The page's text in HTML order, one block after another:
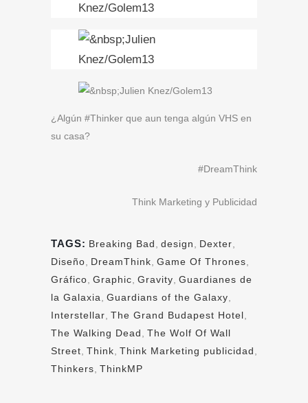
¿Algún #Thinker que aun tenga algún VHS en
su casa?
#DreamThink
Think Marketing y Publicidad
TAGS: Breaking Bad design Dexter
Diseño
DreamThink Game Of Thrones
Gráfico Graphic Gravity Guardianes de
la Galaxia
Guardians of the Galaxy
Interstellar The Grand Budapest Hotel
The Walking Dead
The Wolf Of Wall
Street Think Think Marketing publicidad
Thinkers ThinkMP